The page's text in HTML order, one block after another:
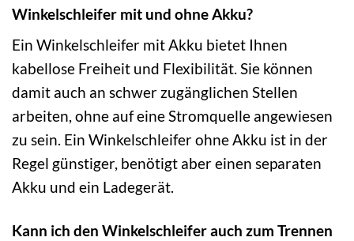
Winkelschleifer mit und ohne Akku?
Ein Winkelschleifer mit Akku bietet Ihnen
kabellose Freiheit und Flexibilität. Sie können
damit auch an schwer zugänglichen Stellen
arbeiten, ohne auf eine Stromquelle angewiesen
zu sein. Ein Winkelschleifer ohne Akku ist in der
Regel günstiger, benötigt aber einen separaten
Akku und ein Ladegerät.
Kann ich den Winkelschleifer auch zum Trennen